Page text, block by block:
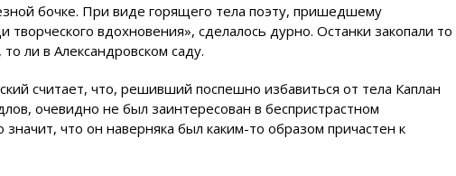
бочке. При виде горящего тела поэту, пришедшему
творческого вдохновения», сделалось дурно. Останки закопали то
ли в Александровском саду.
считает, что, решивший поспешно избавиться от тела Каплан
очевидно не был заинтересован в беспристрастном
значит, что он наверняка был каким-то образом причастен к